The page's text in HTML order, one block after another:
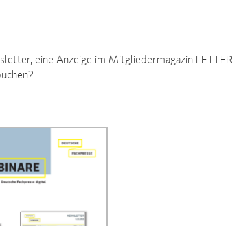
eine Anzeige im Mitgliedermagazin LETTER